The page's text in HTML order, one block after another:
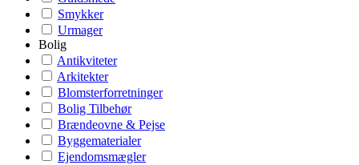
Smykker
Urmager
Bolig
Antikviteter
Arkitekter
Blomsterforretninger
Bolig Tilbehør
Brændeovne & Pejse
Byggematerialer
Ejendomsmægler